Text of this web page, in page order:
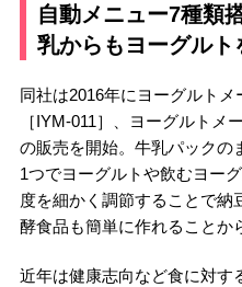
自動メニュー7種類
乳からもヨーグルト
同社は2016年にヨーグルト
［IYM-011］、ヨーグルトメ
の販売を開始。牛乳パックの
1つでヨーグルトや飲むヨー
度を細かく調節することで納
酵食品も簡単に作れることか
近年は健康志向など食に対す